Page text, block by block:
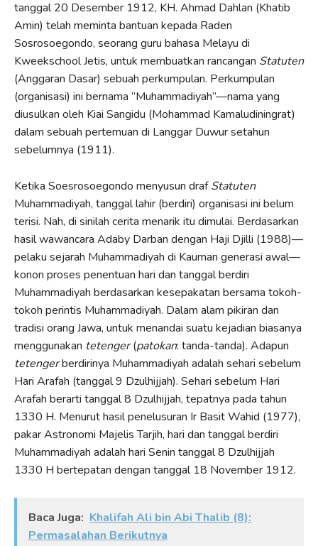
tanggal 20 Desember 1912, KH. Ahmad Dahlan (Khatib
Amin) telah meminta bantuan kepada Raden
Sosrosoegondo, seorang guru bahasa Melayu di
Kweekschool Jetis, untuk membuatkan rancangan Statuten
(Anggaran Dasar) sebuah perkumpulan. Perkumpulan
(organisasi) ini bernama ”Muhammadiyah”—nama yang
diusulkan oleh Kiai Sangidu (Mohammad Kamaludiningrat)
dalam sebuah pertemuan di Langgar Duwur setahun
sebelumnya (1911).
Ketika Soesrosoegondo menyusun drafStatuten
Muhammadiyah, tanggal lahir (berdiri) organisasi ini belum
terisi. Nah, di sinilah cerita menarik itu dimulai. Berdasarkan
hasil wawancara Adaby Darban dengan Haji Djilli (1988)—
pelaku sejarah Muhammadiyah di Kauman generasi awal—
konon proses penentuan hari dan tanggal berdiri
Muhammadiyah berdasarkan kesepakatan bersama tokoh-
tokoh perintis Muhammadiyah. Dalam alam pikiran dan
tradisi orang Jawa, untuk menandai suatu kejadian biasanya
menggunakan tetenger(patokan: tanda-tanda). Adapun
tetengerberdirinya Muhammadiyah adalah sehari sebelum
Hari Arafah (tanggal 9 Dzulhijjah). Sehari sebelum Hari
Arafah berarti tanggal 8 Dzulhijjah, tepatnya pada tahun
1330 H. Menurut hasil penelusuran Ir Basit Wahid (1977),
pakar Astronomi Majelis Tarjih, hari dan tanggal berdiri
Muhammadiyah adalah hari Senin tanggal 8 Dzulhijjah
1330 H bertepatan dengan tanggal 18 November 1912.
Baca Juga: Khalifah Ali bin Abi Thalib (8):
Permasalahan Berikutnya